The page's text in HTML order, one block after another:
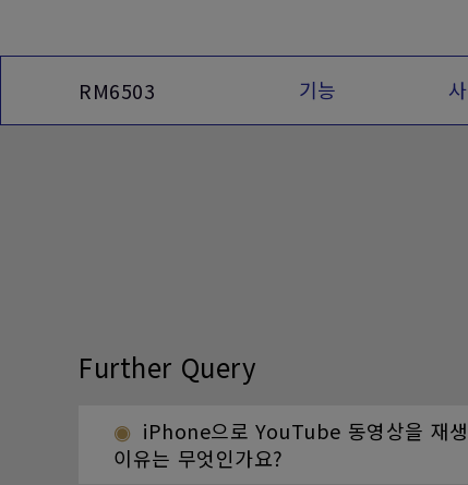
RM6503 기능
Further Query
iPhone으로 YouTube 동영상을 재
이유는 무엇인가요?